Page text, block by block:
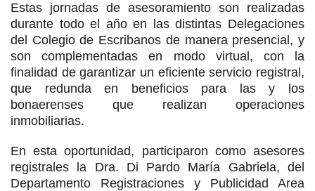
Estas jornadas de asesoramiento son realizadas
durante todo el año en las distintas Delegaciones
del Colegio de Escribanos de manera presencial, y
son complementadas en modo virtual, con la
finalidad de garantizar un eficiente servicio registral,
que redunda en beneficios para las y los
bonaerenses que realizan operaciones
inmobiliarias.
En esta oportunidad, participaron como asesores
registrales la Dra. Di Pardo María Gabriela, del
Departamento Registraciones y Publicidad Area